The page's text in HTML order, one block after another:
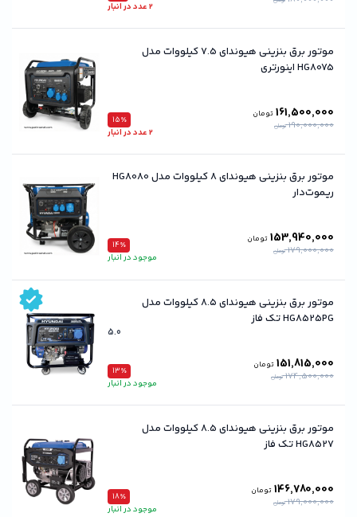
2 عدد در انبار
موتور برق بنزینی هیوندای 7.5 کیلووات مدل
HG8075 اینورتری
15٪
2 عدد در انبار
161,500,000 تومان
190,000,000 تومان
موتور برق بنزینی هیوندای 8 کیلووات مدل HG8080
ریموت‌دار
14٪
موجود در انبار
153,940,000 تومان
179,000,000 تومان
موتور برق بنزینی هیوندای ۸.۵ کیلووات مدل
HG8525PG تک فاز
5.0
13٪
موجود در انبار
151,815,000 تومان
174,500,000 تومان
موتور برق بنزینی هیوندای 8.5 کیلووات مدل
HG8527 تک فاز
18٪
موجود در انبار
146,780,000 تومان
179,000,000 تومان